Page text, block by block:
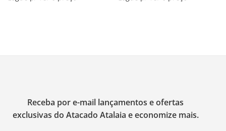
Receba por e-mail lançamentos e ofertas
exclusivas do Atacado Atalaia e economize mais.